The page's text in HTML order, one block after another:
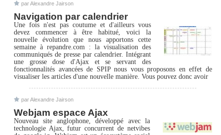
par Alexandre Jairson
Navigation par calendrier
Une fois n'est pas coutume et d'ailleurs vous
devez commencer à être habitué, voici la
nouvelle évolution que nous apportons cette
semaine à repandre.com : la visualisation des
communiqués de presse par calendrier. Intégrant
une grosse dose d'Ajax et se servant des
fonctionnalités avancées de SPIP nous vous proposons en effet de
visualiser les articles d'une nouvelle manière. Vous pouvez donc avoir
par Alexandre Jairson
Webjam espace Ajax
Nouveau site anglophone, développé avec la
technologie Ajax, futur concurrent de netvibes